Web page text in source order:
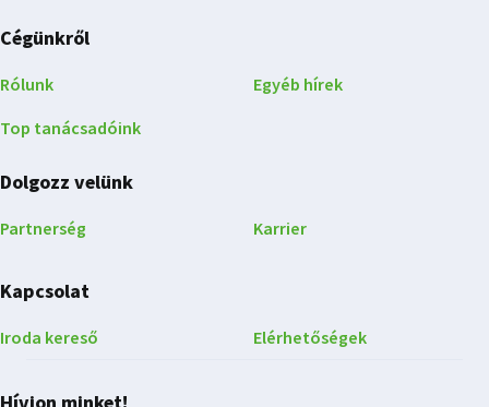
Cégünkről
Rólunk
Top tanácsadóink
Egyéb hírek
Dolgozz velünk
Partnerség Karrier
Kapcsolat
Iroda kereső Elérhetőségek